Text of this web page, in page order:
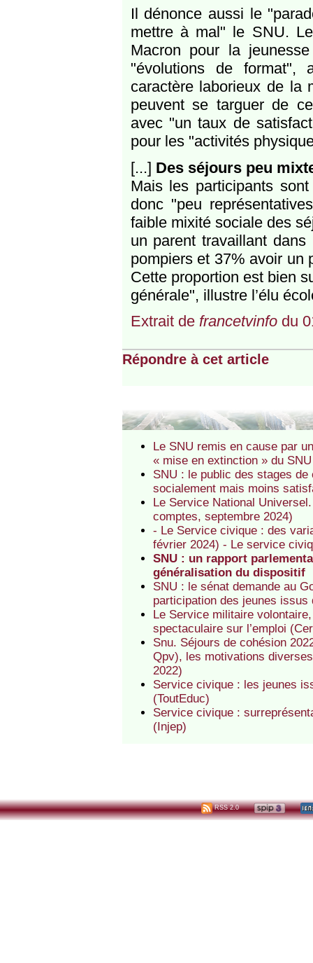
Il dénonce aussi le
mettre à mal" le SNU.
Macron pour la
"évolutions de format",
caractère laborieux de
peuvent se targuer de
avec "un taux de
pour les "activités
[...] Des séjours peu
Mais les participants
donc "peu
faible mixité sociale des
un parent travaillant
pompiers et 37% avoir un
Cette proportion est bien
générale", illustre l’élu
Extrait de francetvinfodu
Répondre à cet article
Le SNU remis en cause par
« mise en extinction » du
SNU : le public des stages
socialement mais moins
Le Service National
comptes, septembre 2024)
- Le Service civique : des
février 2024) - Le service
SNU : un rapport
généralisation du dispositif
SNU : le sénat demande au
participation des jeunes issus
Le Service militaire
spectaculaire sur l’emploi
Snu. Séjours de cohésion
Qpv), les motivations
2022)
Service civique : les jeunes
(ToutEduc)
Service civique :
(Injep)
RSS 2.0